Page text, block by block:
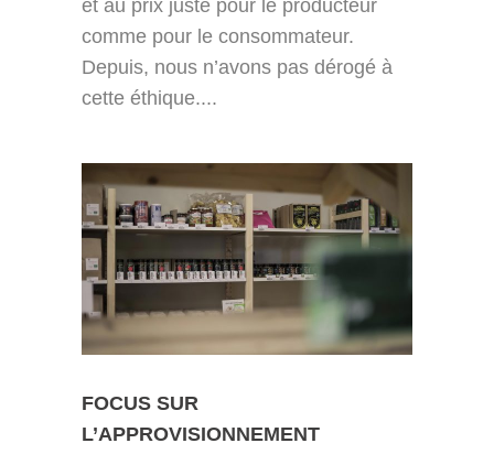
et au prix juste pour le producteur
comme pour le consommateur.
Depuis, nous n’avons pas dérogé à
cette éthique....
FOCUS SUR
L’APPROVISIONNEMENT